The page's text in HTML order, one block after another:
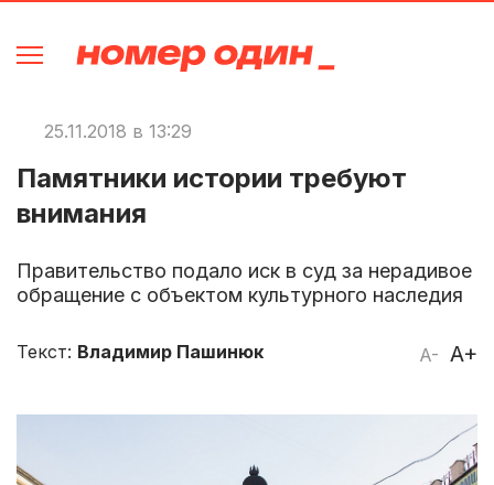
25.11.2018 в 13:29
Памятники истории требуют
внимания
Правительство подало иск в суд за нерадивое
обращение с объектом культурного наследия
A- A+
Текст: Владимир Пашинюк